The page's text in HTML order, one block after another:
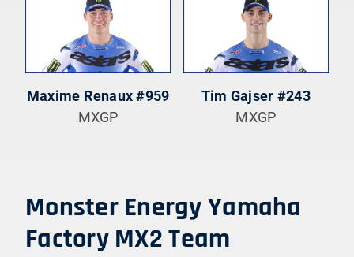
Maxime Renaux #959
MXGP
Tim Gajser #243
MXGP
Monster Energy Yamaha
Factory MX2Team